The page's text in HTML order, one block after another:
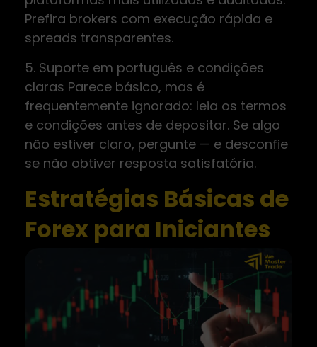
Prefira brokers com execução rápida e
spreads transparentes.
5. Suporte em português e condições
claras Parece básico, mas é
frequentemente ignorado: leia os termos
e condições antes de depositar. Se algo
não estiver claro, pergunte — e desconfie
se não obtiver resposta satisfatória.
Estratégias Básicas de
Forex para Iniciantes